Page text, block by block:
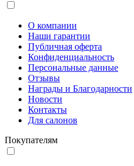
О компании
Наши гарантии
Публичная оферта
Конфиденциальность
Персональные данные
Отзывы
Награды и Благодарности
Новости
Контакты
Для салонов
Покупателям